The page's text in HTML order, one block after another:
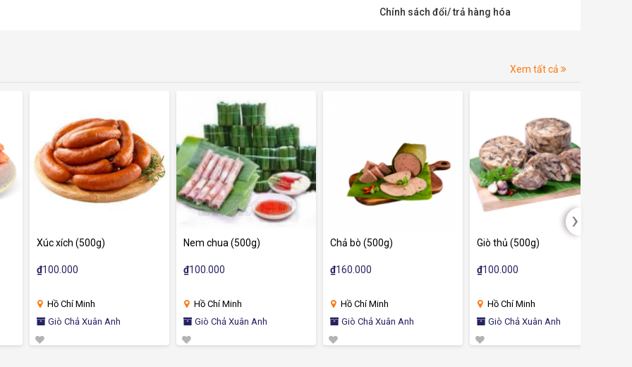
Chính sách đổi/ trả hàng hóa
Xem tất cả
Xúc xích (500g)
100.000
Hồ Chí Minh
Giò Chả Xuân Anh
Nem chua (500g)
100.000
Hồ Chí Minh
Giò Chả Xuân Anh
Chả bò (500g)
160.000
Hồ Chí Minh
Giò Chả Xuân Anh
Giò thủ (500g)
100.000
Hồ Chí Minh
Giò Chả Xuân Anh
›